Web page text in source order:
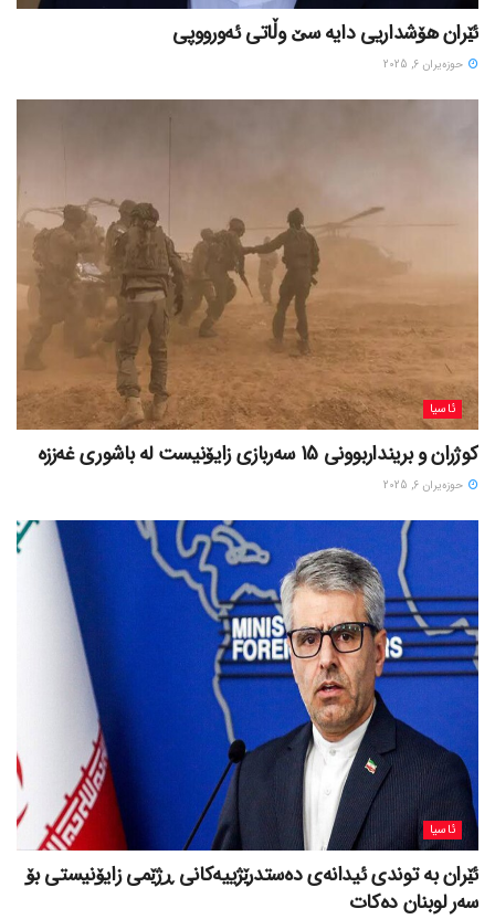
ئێران هۆشداریی دایە سێ وڵاتی ئەورووپی
حوزه‌یران 6, 2025
ئاسیا
کوژران و برینداربوونی 15 سەربازی زایۆنیست لە باشوری غەززە
حوزه‌یران 6, 2025
ئاسیا
ئێران بە توندی ئیدانەی دەستدرێژییەکانی ڕژێمی زایۆنیستی بۆ
سەر لوبنان دەکات